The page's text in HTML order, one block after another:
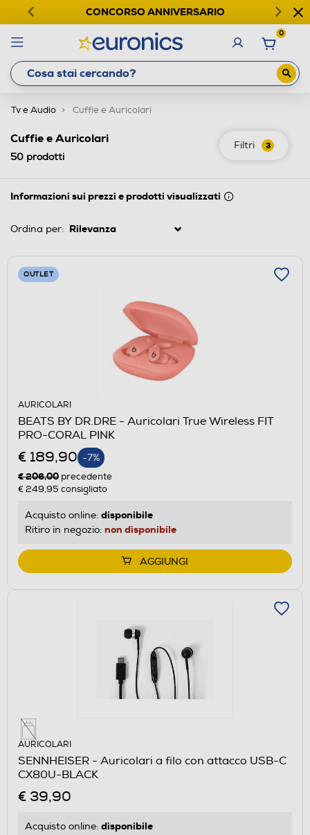
CONCORSO ANNIVERSARIO
0
Tv e Audio Cuffie e Auricolari
Filtri 3
Cuffie e Auricolari
50 prodotti
Informazioni sui prezzi e prodotti visualizzati
Ordina per:
OUTLET
AURICOLARI
BEATS BY DR.DRE - Auricolari True Wireless FIT
PRO-CORAL PINK
€ 189,90 -7%
€ 206,00 precedente
€ 249,95 consigliato
Acquisto online: disponibile
Ritiro in negozio: non disponibile
AGGIUNGI
AURICOLARI
SENNHEISER - Auricolari a filo con attacco USB-C
CX80U-BLACK
€ 39,90
Acquisto online: disponibile